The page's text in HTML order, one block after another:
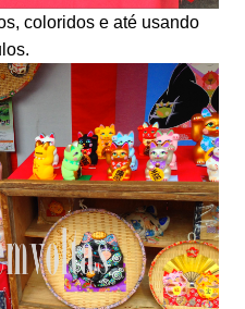
coloridos e até usando